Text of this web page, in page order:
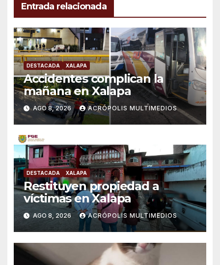
Entrada relacionada
DESTACADA XALAPA
Accidentes complican la
mañana en Xalapa
AGO 8, 2026 ACRÓPOLIS MULTIMEDIOS
DESTACADA XALAPA
Restituyen propiedad a
víctimas en Xalapa
AGO 8, 2026 ACRÓPOLIS MULTIMEDIOS